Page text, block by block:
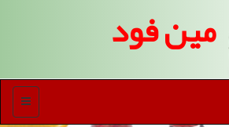
مین فود
منو